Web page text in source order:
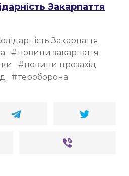
Закарпаття
Закарпаття
новини закарпаття
новини прозахід
тероборона